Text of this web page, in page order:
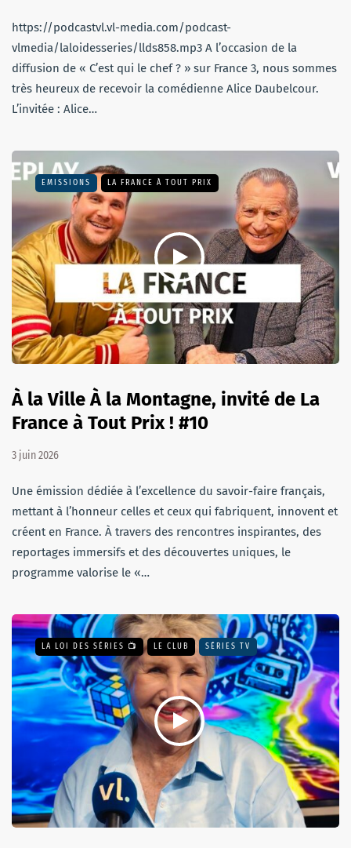
https://podcastvl.vl-media.com/podcast-
vlmedia/laloidesseries/llds858.mp3 A l’occasion de la
diffusion de « C’est qui le chef ? » sur France 3, nous sommes
très heureux de recevoir la comédienne Alice Daubelcour.
L’invitée : Alice…
EMISSIONS LA FRANCE À TOUT PRIX
À la Ville À la Montagne, invité de La
France à Tout Prix ! #10
3 juin 2026
Une émission dédiée à l’excellence du savoir-faire français,
mettant à l’honneur celles et ceux qui fabriquent, innovent et
créent en France. À travers des rencontres inspirantes, des
reportages immersifs et des découvertes uniques, le
programme valorise le «…
LA LOI DES SÉRIES 📺 LE CLUB SÉRIES TV